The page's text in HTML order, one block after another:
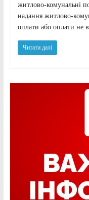
житлово-комунальні
надання житлово-
оплати або оплати не
Читати далі